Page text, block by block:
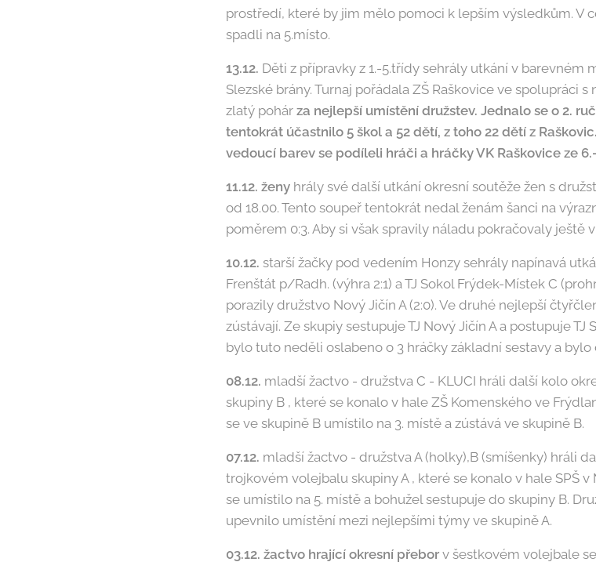
prostředí, které by jim mělo pomoci k lepším výsledkům. V
spadli na 5.místo.
13.12. Děti z přípravky z 1.-5.třídy sehrály utkání v barevném
Slezské brány. Turnaj pořádala ZŠ Raškovice ve spolupráci
zlatý pohár za nejlepší umístění družstev. Jednalo se o 2.
tentokrát účastnilo 5 škol a 52 dětí, z toho 22 dětí z Raškovic.
vedoucí barev se podíleli hráči a hráčky VK Raškovice ze
11.12. ženy hrály své další utkání okresní soutěže žen s
od 18.00. Tento soupeř tentokrát nedal ženám šanci na
poměrem 0:3. Aby si však spravily náladu pokračovaly ještě
10.12. starší žačky pod vedením Honzy sehrály napínavá
Frenštát p/Radh. (výhra 2:1) a TJ Sokol Frýdek-Místek C
porazily družstvo Nový Jičín A (2:0). Ve druhé nejlepší
zústávají. Ze skupiy sestupuje TJ Nový Jičín A a postupuje
bylo tuto neděli oslabeno o 3 hráčky základní sestavy a
08.12. mladší žactvo - družstva C - KLUCI hráli další kolo
skupiny B , které se konalo v hale ZŠ Komenského ve
se ve skupině B umístilo na 3. místě a zústává ve skupině B.
07.12. mladší žactvo - družstva A (holky),B (smíšenky) hráli
trojkovém volejbalu skupiny A , které se konalo v hale SPŠ v
se umístilo na 5. místě a bohužel sestupuje do skupiny B.
upevnilo umístění mezi nejlepšími týmy ve skupině A.
03.12. žactvo hrající okresní přebor v šestkovém volejbale